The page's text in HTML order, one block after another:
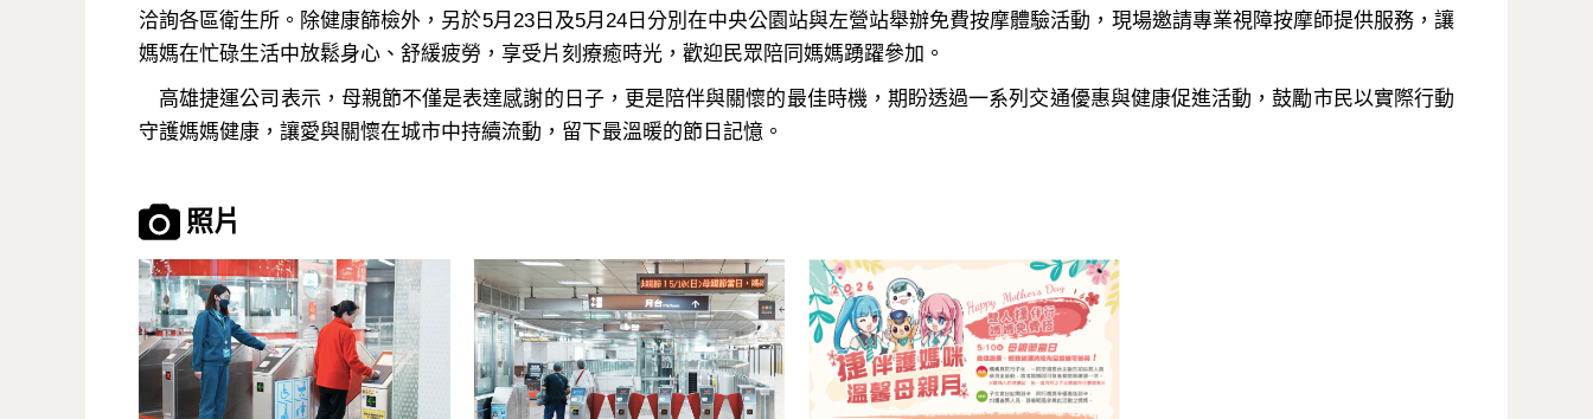
洽詢各區衛生所。除健康篩檢外，另於5月23日及5月24日分別在中央公園站與左營站舉辦免費按摩體驗活動，現場邀請專業視障按摩師提供服務，讓
媽媽在忙碌生活中放鬆身心、舒緩疲勞，享受片刻療癒時光，歡迎民眾陪同媽媽踴躍參加。
高雄捷運公司表示，母親節不僅是表達感謝的日子，更是陪伴與關懷的最佳時機，期盼透過一系列交通優惠與健康促進活動，鼓勵市民以實際行動
守護媽媽健康，讓愛與關懷在城市中持續流動，留下最溫暖的節日記憶。
照片